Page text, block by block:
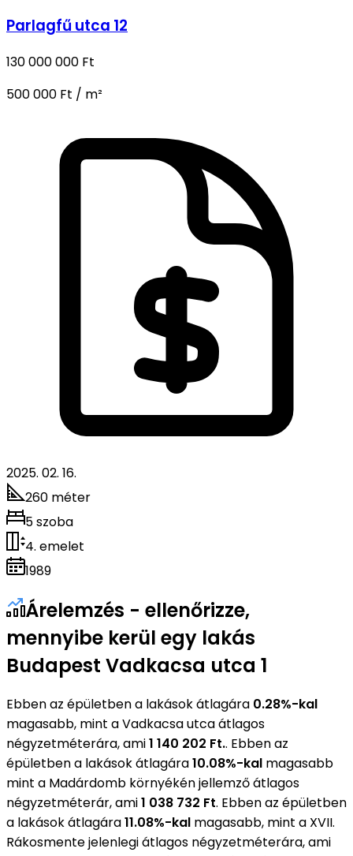
Parlagfű utca 12
130 000 000 Ft
500 000 Ft / m²
2025. 02. 16.
260 méter
5 szoba
4. emelet
1989
Árelemzés - ellenőrizze,
mennyibe kerül egy lakás
Budapest Vadkacsa utca 1
Ebben az épületben a lakások átlagára 0.28%-kal
magasabb, mint a Vadkacsa utca átlagos
négyzetméterára, ami1 140 202 Ft.. Ebben az
épületben a lakások átlagára10.08%-kal magasabb
mint a Madárdomb környékén jellemző átlagos
négyzetméterár, ami1 038 732 Ft. Ebben az épületben
a lakások átlagára11.08%-kal magasabb, mint a XVII.
Rákosmente jelenlegi átlagos négyzetméterára, ami